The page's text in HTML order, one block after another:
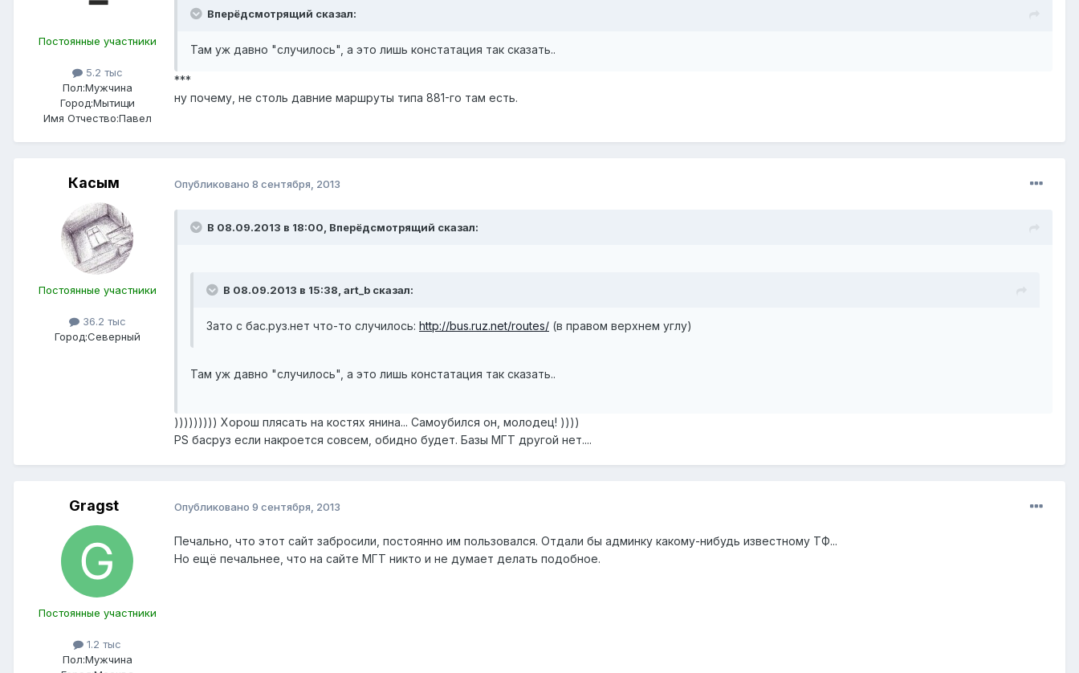
Постоянные участники
5.2 тыс
Пол:Мужчина
Город:Мытищи
Имя Отчество:Павел
Вперёдсмотрящий сказал:
Там уж давно "случилось", а это лишь констатация так сказать..
***
ну почему, не столь давние маршруты типа 881-го там есть.
Касым
Постоянные участники
36.2 тыс
Город:Северный
Опубликовано 8 сентября, 2013
В 08.09.2013 в 18:00, Вперёдсмотрящий сказал:
В 08.09.2013 в 15:38, art_b сказал:
Зато с бас.руз.нет что-то случилось: http://bus.ruz.net/routes/ (в правом верхнем углу)
Там уж давно "случилось", а это лишь констатация так сказать..
))))))))) Хорош плясать на костях янина... Самоубился он, молодец! ))))
PS басруз если накроется совсем, обидно будет. Базы МГТ другой нет....
Gragst
Постоянные участники
1.2 тыс
Пол:Мужчина
Опубликовано 9 сентября, 2013
Печально, что этот сайт забросили, постоянно им пользовался. Отдали бы админку какому-нибудь известному ТФ...
Но ещё печальнее, что на сайте МГТ никто и не думает делать подобное.